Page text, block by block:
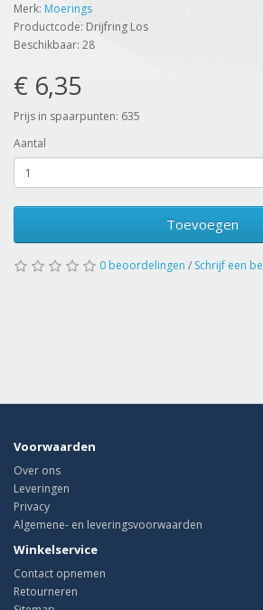
Merk: Moerings
Productcode: Drijfring Los
Beschikbaar: 28
€ 6,35
Prijs in spaarpunten: 635
Aantal
Toevoegen
0 beoordelingen / Schrijf een
Voorwaarden
Over ons
Leveringen
Privacy
Algemene- en leveringsvoorwaarden
Winkelservice
Contact opnemen
Retourneren